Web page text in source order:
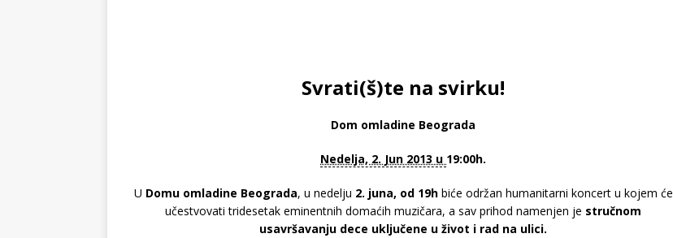
Svrati(š)te na svirku!
Dom omladine Beograda
Nedelja, 2. Jun 2013 u 19:00h.
U Domu omladine Beograda, u nedelju 2. juna, od 19hbiće održan humanitarni koncert u kojem će
učestvovati tridesetak eminentnih domaćih muzičara, a sav prihod namenjen je stručnom
usavršavanju dece uključene u život i rad na ulici.